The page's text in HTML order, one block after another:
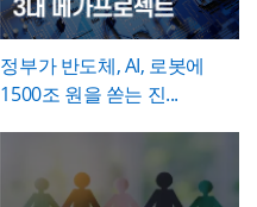
정부가 반도체, AI, 로봇에
1500조 원을 쏟는 진...